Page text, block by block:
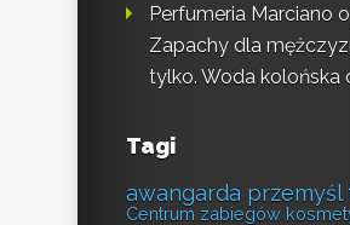
Perfumeria Marciano
Zapachy dla
tylko. Woda kolońska
Tagi
awangarda przemyśl
Centrum zabiegów